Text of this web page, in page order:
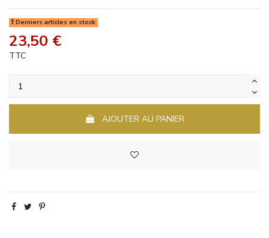
Derniers articles en stock
23,50 €
TTC
AJOUTER AU PANIER